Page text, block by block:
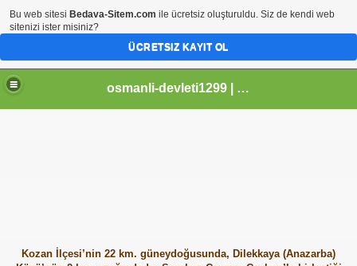
osmanli-devleti1299 | Osmanli Devleti | osmanli padisahlari | osmanli vezirleri | Osmanli Ansiklopedi Bilgileri
Kozan İlçesi’nin 22 km. güneydoğusunda, Dilekkaya (Anazarba)
Bu web sitesi Bedava-Sitem.com ile ücretsiz oluşturuldu. Siz de kendi web
sitenizi ister misiniz?
ÜCRETSIZ KAYIT OL